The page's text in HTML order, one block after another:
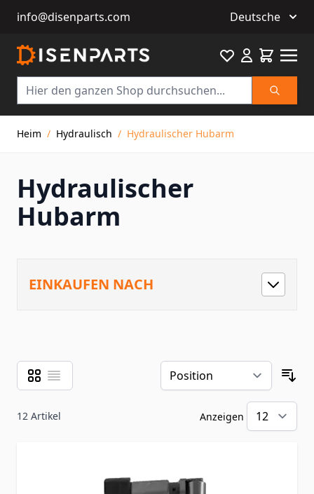
info@disenparts.com Deutsche
Suche
Favourite
Heim / Hydraulisch / Hydraulischer Hubarm
Hydraulischer
Hubarm
EINKAUFEN NACH
Ansicht als
Raster
Liste
12 Artikel Anzeigen